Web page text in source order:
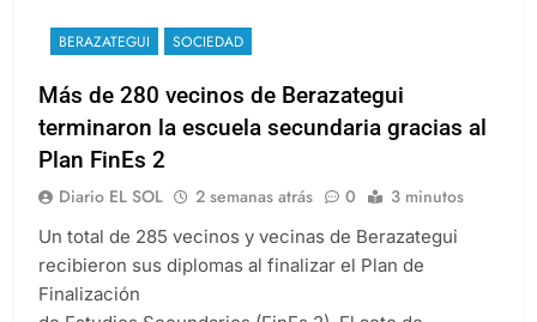
BERAZATEGUI SOCIEDAD
Más de 280 vecinos de Berazategui
terminaron la escuela secundaria gracias al
Plan FinEs 2
Diario EL SOL 2 semanas atrás 0 3 minutos
Un total de 285 vecinos y vecinas de Berazategui
recibieron sus diplomas al finalizar el Plan de
Finalización